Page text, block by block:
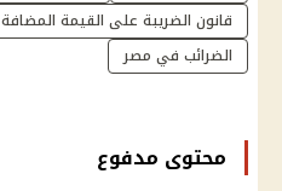
قانون الضريبة على القيمة المضافة 2025
الضرائب في مصر
محتوى مدفوع